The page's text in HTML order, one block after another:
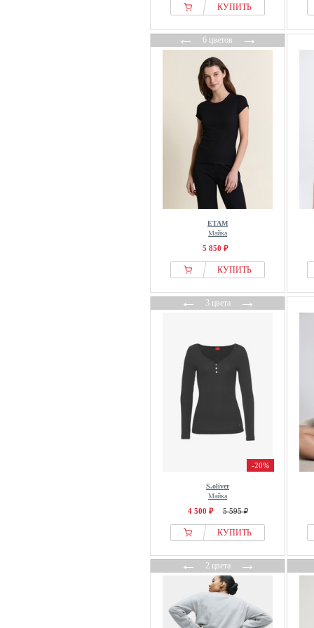
КУПИТЬ
←6 цветов→
ETAM
Майка
5 850 ₽
КУПИТЬ
←3 цвета→
-20%
S.oliver
Майка
4 500 ₽ 5 595 ₽
КУПИТЬ
←2 цвета→